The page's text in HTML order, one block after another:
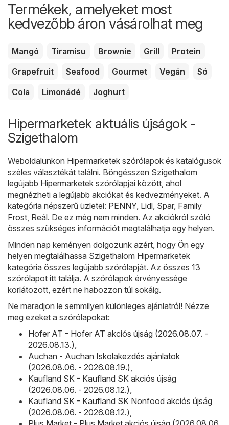
Termékek, amelyeket most
kedvezőbb áron vásárolhat meg
Mangó Tiramisu Brownie Grill
Protein
Grapefruit
Seafood Gourmet Vegán
Só
Cola
Limonádé Joghurt
Hipermarketek aktuális újságok -
Szigethalom
Weboldalunkon Hipermarketek szórólapok és katalógusok
széles választékát találni. Böngésszen Szigethalom
legújabb Hipermarketek szórólapjai között, ahol
megnézheti a legújabb akciókat és kedvezményeket. A
kategória népszerű üzletei: PENNY, Lidl, Spar, Family
Frost, Reál. De ez még nem minden. Az akciókról szóló
összes szükséges információt megtalálhatja egy helyen.
Minden nap keményen dolgozunk azért, hogy Ön egy
helyen megtalálhassa Szigethalom Hipermarketek
kategória összes legújabb szórólapját. Az összes 13
szórólapot itt találja. A szórólapok érvényessége
korlátozott, ezért ne habozzon túl sokáig.
Ne maradjon le semmilyen különleges ajánlatról! Nézze
meg ezeket a szórólapokat:
Hofer AT - Hofer AT akciós újság (2026.08.07. -
2026.08.13.),
Auchan - Auchan Iskolakezdés ajánlatok
(2026.08.06. - 2026.08.19.),
Kaufland SK - Kaufland SK akciós újság
(2026.08.06. - 2026.08.12.),
Kaufland SK - Kaufland SK Nonfood akciós újság
(2026.08.06. - 2026.08.12.),